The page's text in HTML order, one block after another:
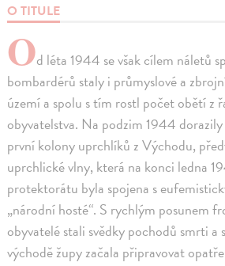
O TITULE
Od léta 1944 se však cílem náletů
bombardérů staly i průmyslové a
území a spolu s tím rostl počet obětí z
obyvatelstva. Na podzim 1944
první kolony uprchlíků z Východu,
uprchlické vlny, která na konci ledna
protektorátu byla spojena s
„národní hosté“. S rychlým posunem
obyvatelé stali svědky pochodů smrti a
východě župy začala připravovat